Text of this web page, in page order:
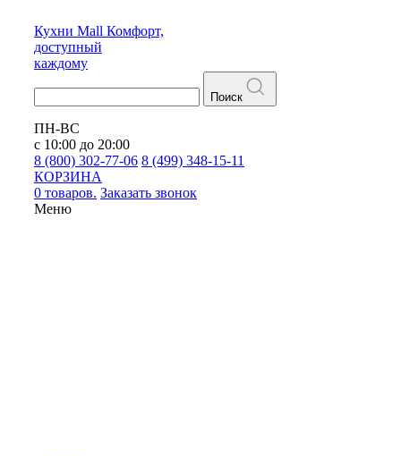
Кухни Mall Комфорт,
доступный
каждому
Поиск
ПН-ВС
с 10:00 до 20:00
8 (800) 302-77-06 8 (499) 348-15-11
КОРЗИНА
0 товаров. Заказать звонок
Меню